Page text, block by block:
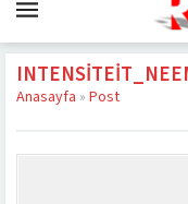
Anasayfa » Post